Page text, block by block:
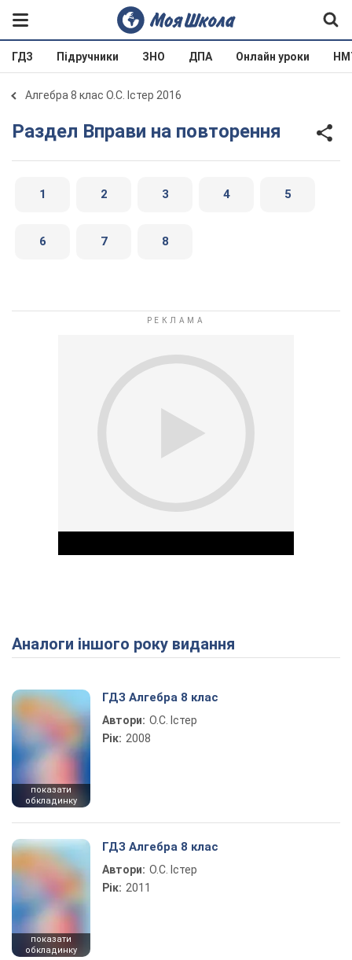
ГДЗ Підручники ЗНО ДПА Онлайн уроки
Алгебра 8 клас О.С. Істер 2016
Раздел Вправи на повторення
1 2 3 4 5
6 7 8
Play Video
Аналоги іншого року видання
показати
обкладинку
ГДЗ Алгебра 8 клас
Автори: О.С. Істер
Рік: 2008
показати
обкладинку
ГДЗ Алгебра 8 клас
Автори: О.С. Істер
Рік: 2011